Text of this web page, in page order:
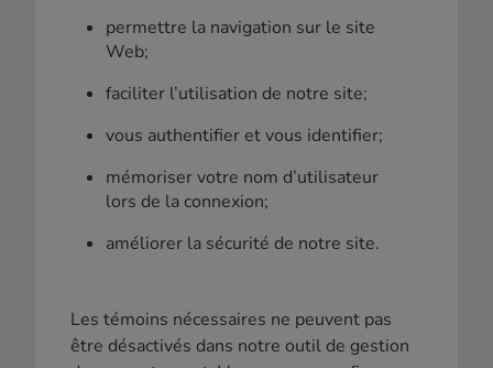
permettre la navigation sur le site
Web;
faciliter l’utilisation de notre site;
vous authentifier et vous identifier;
mémoriser votre nom d’utilisateur
lors de la connexion;
améliorer la sécurité de notre site.
Les témoins nécessaires ne peuvent pas
être désactivés dans notre outil de gestion